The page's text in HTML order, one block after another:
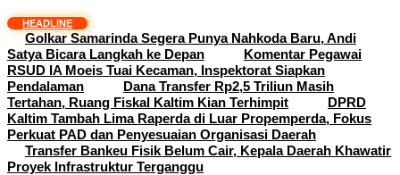
HEADLINE
Golkar Samarinda Segera Punya Nahkoda Baru, Andi
Satya Bicara Langkah ke Depan
Komentar Pegawai
RSUD IA Moeis Tuai Kecaman, Inspektorat Siapkan
Pendalaman
Dana Transfer Rp2,5 Triliun Masih
Tertahan, Ruang Fiskal Kaltim Kian Terhimpit
DPRD
Kaltim Tambah Lima Raperda di Luar Propemperda, Fokus
Perkuat PAD dan Penyesuaian Organisasi Daerah
Transfer Bankeu Fisik Belum Cair, Kepala Daerah Khawatir
Proyek Infrastruktur Terganggu